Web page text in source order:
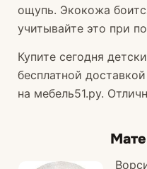
ощупь. Экокожа
учитывайте это при
Купите сегодня
бесплатной
на мебель51.ру.